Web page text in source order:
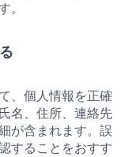
。
、個人情報を正確
名、住所、連絡先
が含まれます。誤
することをおすす